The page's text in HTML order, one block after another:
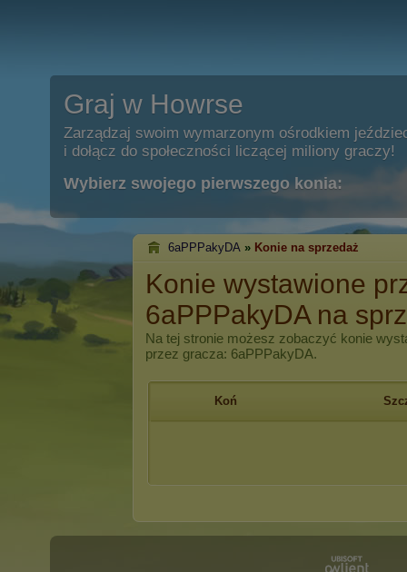
Graj w Howrse
Zarządzaj swoim wymarzonym ośrodkiem
i dołącz do społeczności liczącej miliony graczy!
Wybierz swojego pierwszego konia:
6aPPPakyDA » Konie na sprzedaż
Konie wystawione
6aPPPakyDA na
Na tej stronie możesz zobaczyć konie
przez gracza: 6aPPPakyDA.
Koń